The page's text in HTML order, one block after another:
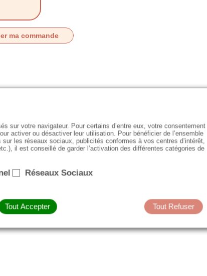
ma commande
sur votre navigateur. Pour certains d’entre eux, votre consentement
activer ou désactiver leur utilisation. Pour bénéficier de l’ensemble
les réseaux sociaux, publicités conformes à vos centres d’intérêt,
il est conseillé de garder l’activation des différentes catégories de
Réseaux Sociaux
Tout Accepter Tout Refuser